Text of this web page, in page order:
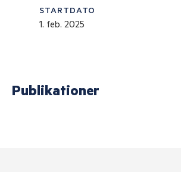
STARTDATO
1. feb. 2025
Publikationer